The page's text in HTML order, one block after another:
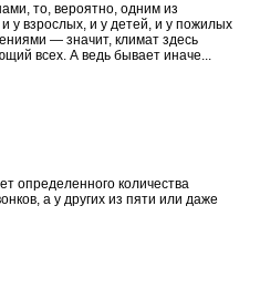
то, вероятно, одним из
у взрослых, и у детей, и у пожилых
— значит, климат здесь
всех. А ведь бывает иначе...
определенного количества
а у других из пяти или даже